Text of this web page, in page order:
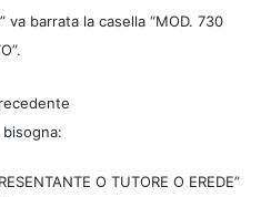
va barrata la casella “MOD. 730
O TUTORE O EREDE”